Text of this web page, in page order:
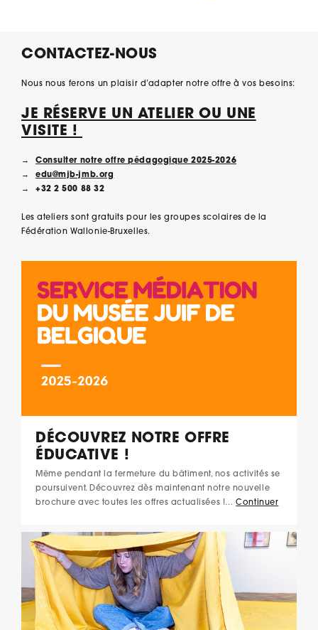
CONTACTEZ-NOUS
Nous nous ferons un plaisir d’adapter notre offre à vos besoins:
JE RÉSERVE UN ATELIER OU UNE
VISITE !
Consulter notre offre pédagogique 2025-2026
edu@mjb-jmb.org
+32 2 500 88 32
Les ateliers sont gratuits pour les groupes scolaires de la
Fédération Wallonie-Bruxelles.
DÉCOUVREZ NOTRE OFFRE
ÉDUCATIVE !
Même pendant la fermeture du bâtiment, nos activités se
poursuivent. Découvrez dès maintenant notre nouvelle
brochure avec toutes les offres actualisées !… Continuer